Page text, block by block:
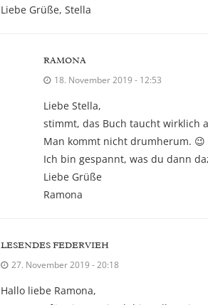
Liebe Grüße, Stella
RAMONA
18. November 2019 - 12:53
Liebe Stella,
stimmt, das Buch taucht wirklich
Man kommt nicht drumherum. 😉
Ich bin gespannt, was du dann
Liebe Grüße
Ramona
LESENDES FEDERVIEH
27. November 2019 - 20:18
Hallo liebe Ramona,